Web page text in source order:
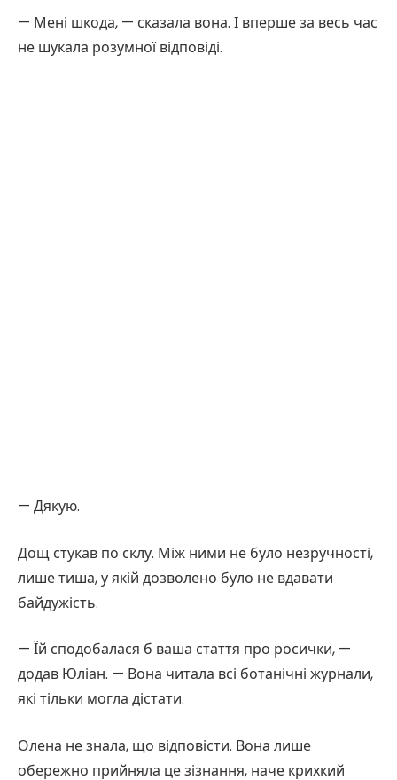
— Мені шкода, — сказала вона. І вперше за весь час
не шукала розумної відповіді.
— Дякую.
Дощ стукав по склу. Між ними не було незручності,
лише тиша, у якій дозволено було не вдавати
байдужість.
— Їй сподобалася б ваша стаття про росички, —
додав Юліан. — Вона читала всі ботанічні журнали,
які тільки могла дістати.
Олена не знала, що відповісти. Вона лише
обережно прийняла це зізнання, наче крихкий